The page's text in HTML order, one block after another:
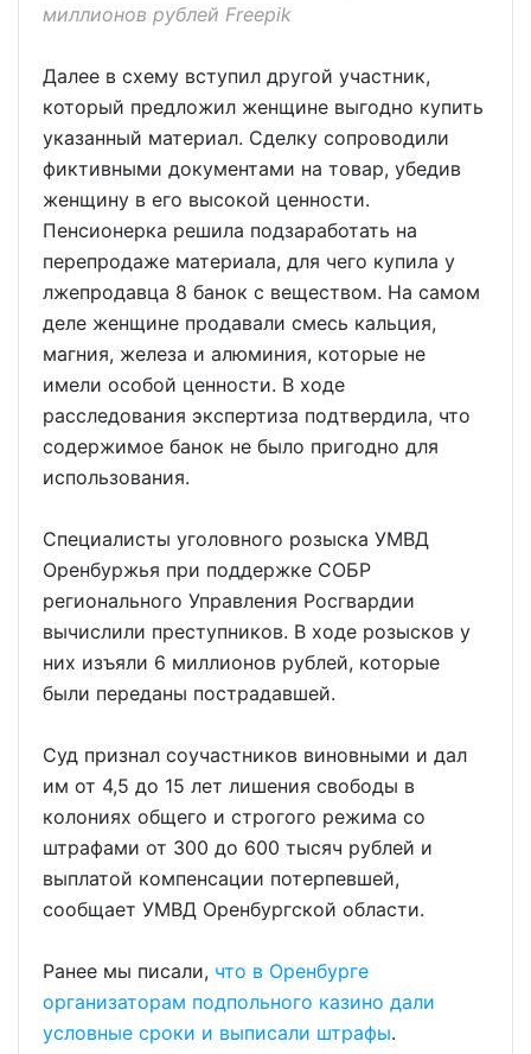
миллионов рублей Freepik
Далее в схему вступил другой участник,
который предложил женщине выгодно купить
указанный материал. Сделку сопроводили
фиктивными документами на товар, убедив
женщину в его высокой ценности.
Пенсионерка решила подзаработать на
перепродаже материала, для чего купила у
лжепродавца 8 банок с веществом. На самом
деле женщине продавали смесь кальция,
магния, железа и алюминия, которые не
имели особой ценности. В ходе
расследования экспертиза подтвердила, что
содержимое банок не было пригодно для
использования.
Специалисты уголовного розыска УМВД
Оренбуржья при поддержке СОБР
регионального Управления Росгвардии
вычислили преступников. В ходе розысков у
них изъяли 6 миллионов рублей, которые
были переданы пострадавшей.
Суд признал соучастников виновными и дал
им от 4,5 до 15 лет лишения свободы в
колониях общего и строгого режима со
штрафами от 300 до 600 тысяч рублей и
выплатой компенсации потерпевшей,
сообщает УМВД Оренбургской области.
Ранее мы писали, что в Оренбурге
организаторам подпольного казино дали
условные сроки и выписали штрафы.